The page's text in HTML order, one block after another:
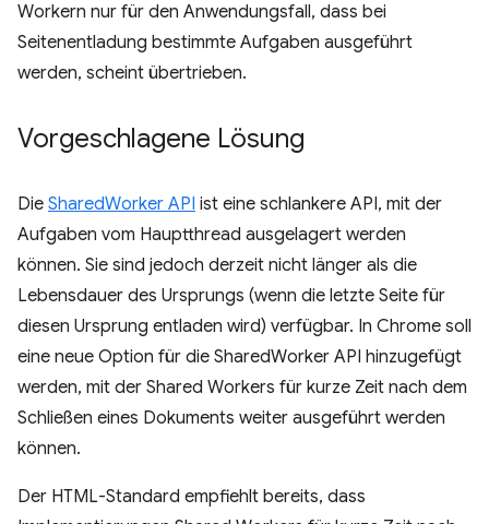
Workern nur für den Anwendungsfall, dass bei
Seitenentladung bestimmte Aufgaben ausgeführt
werden, scheint übertrieben.
Vorgeschlagene Lösung
Die SharedWorker API ist eine schlankere API, mit der
Aufgaben vom Hauptthread ausgelagert werden
können. Sie sind jedoch derzeit nicht länger als die
Lebensdauer des Ursprungs (wenn die letzte Seite für
diesen Ursprung entladen wird) verfügbar. In Chrome soll
eine neue Option für die SharedWorker API hinzugefügt
werden, mit der Shared Workers für kurze Zeit nach dem
Schließen eines Dokuments weiter ausgeführt werden
können.
Der HTML-Standard empfiehlt bereits, dass